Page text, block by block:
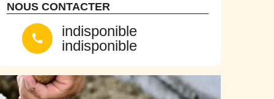
NOUS CONTACTER
indisponible
indisponible